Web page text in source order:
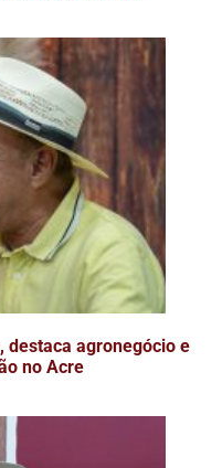
destaca agronegócio e
no Acre